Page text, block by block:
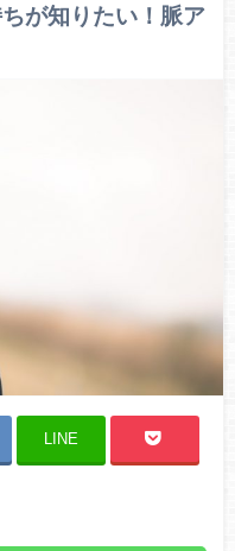
が知りたい！脈ア
LINE